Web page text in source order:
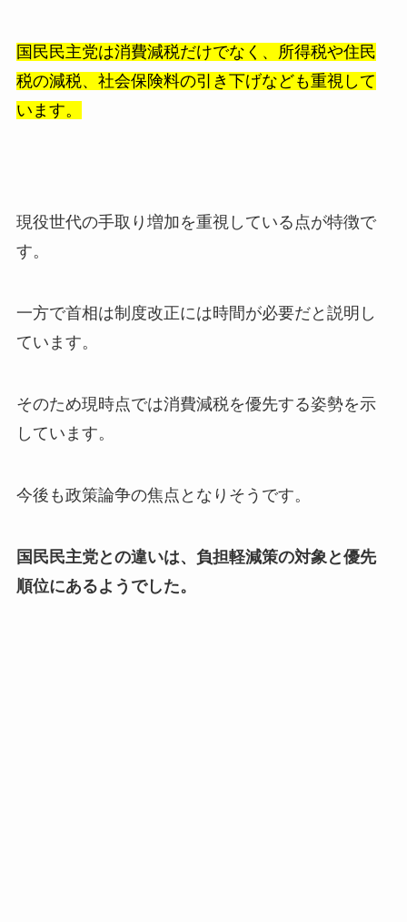
国民民主党は消費減税だけでなく、所得税や住民
税の減税、社会保険料の引き下げなども重視して
います。
現役世代の手取り増加を重視している点が特徴で
す。
一方で首相は制度改正には時間が必要だと説明し
ています。
そのため現時点では消費減税を優先する姿勢を示
しています。
今後も政策論争の焦点となりそうです。
国民民主党との違いは、負担軽減策の対象と優先
順位にあるようでした。